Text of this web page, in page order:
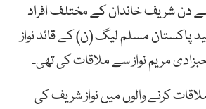
دن شریف خاندان کے مختلف افراد
پاکستان مسلم لیگ (ن) کے قائد نواز
مریم نواز سے ملاقات کی تھی۔
کرنے والوں میں نواز شریف کی